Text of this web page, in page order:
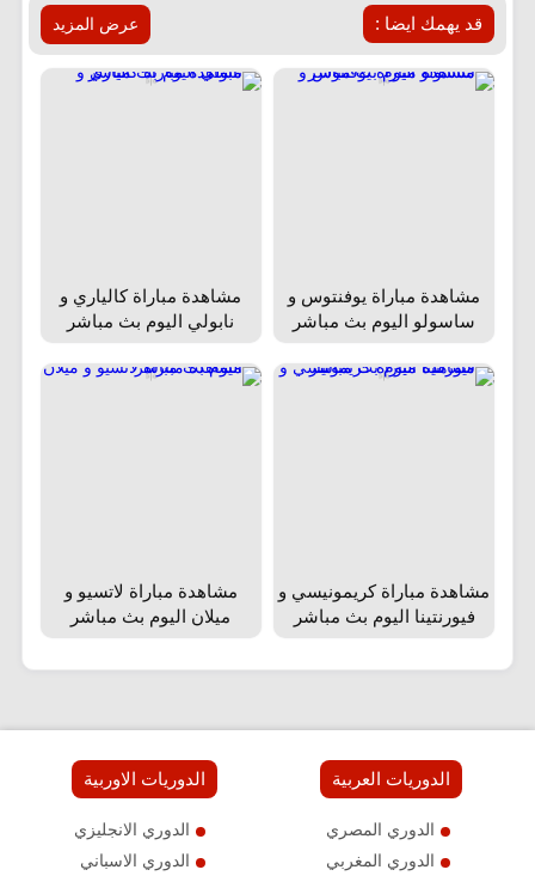
عرض المزيد قد يهمك ايضا :
مشاهدة مباراة يوفنتوس و
ساسولو اليوم بث مباشر
مشاهدة مباراة كالياري و
نابولي اليوم بث مباشر
مشاهدة مباراة كريمونيسي و
فيورنتينا اليوم بث مباشر
مشاهدة مباراة لاتسيو و
ميلان اليوم بث مباشر
الدوريات العربية
الدوري المصري
الدوري المغربي
الدوريات الاوربية
الدوري الانجليزي
الدوري الاسباني